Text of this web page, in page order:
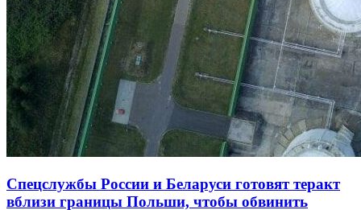
Спецслужбы России и Беларуси готовят теракт
вблизи границы Польши, чтобы обвинить